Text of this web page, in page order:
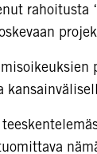
rahoitusta